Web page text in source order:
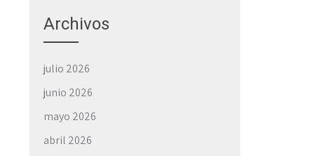
Archivos
julio 2026
junio 2026
mayo 2026
abril 2026